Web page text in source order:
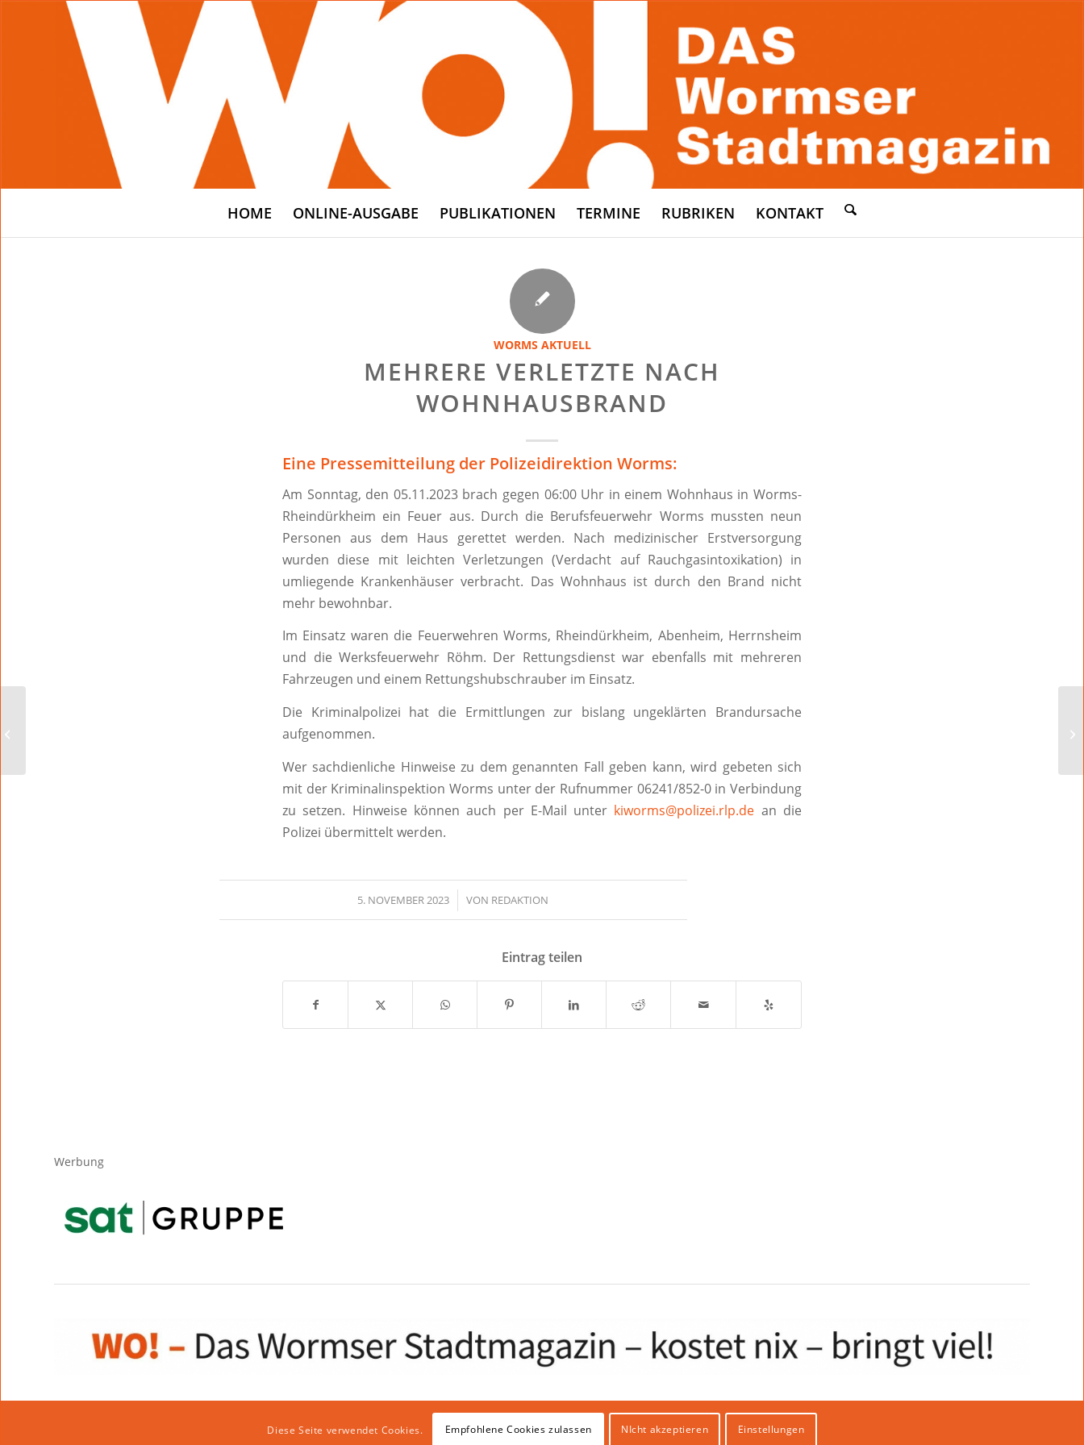
HOME ONLINE-AUSGABE PUBLIKATIONEN TERMINE RUBRIKEN KONTAKT
WORMS AKTUELL
MEHRERE VERLETZTE NACH
WOHNHAUSBRAND
Eine Pressemitteilung der Polizeidirektion Worms:
Am Sonntag, den 05.11.2023 brach gegen 06:00 Uhr in einem Wohnhaus in Worms-
Rheindürkheim ein Feuer aus. Durch die Berufsfeuerwehr Worms mussten neun
Personen aus dem Haus gerettet werden. Nach medizinischer Erstversorgung
wurden diese mit leichten Verletzungen (Verdacht auf Rauchgasintoxikation) in
umliegende Krankenhäuser verbracht. Das Wohnhaus ist durch den Brand nicht
mehr bewohnbar.
Im Einsatz waren die Feuerwehren Worms, Rheindürkheim, Abenheim, Herrnsheim
und die Werksfeuerwehr Röhm. Der Rettungsdienst war ebenfalls mit mehreren
Fahrzeugen und einem Rettungshubschrauber im Einsatz.
Die Kriminalpolizei hat die Ermittlungen zur bislang ungeklärten Brandursache
aufgenommen.
Wer sachdienliche Hinweise zu dem genannten Fall geben kann, wird gebeten sich
mit der Kriminalinspektion Worms unter der Rufnummer 06241/852-0 in Verbindung
zu setzen. Hinweise können auch per E-Mail unter kiworms@polizei.rlp.de an die
Polizei übermittelt werden.
5. NOVEMBER 2023
/ VON REDAKTION
Eintrag teilen
Werbung
Website von klicklabor.de| Webhosting & IT Infrastruktur
Diese Seite verwendet Cookies. Empfohlene Cookies zulassen NIcht akzeptieren Einstellungen